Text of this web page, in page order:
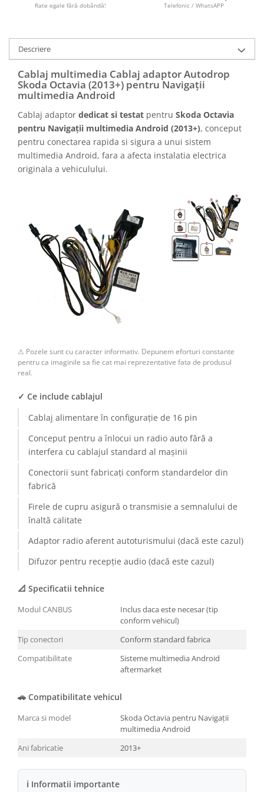
Camere marșarier auto
Camere Skoda
Camere Volkswagen
Camere Mercedes Benz
Camere Audi
Camere BMW
Camere Opel
Camere Iveco
Camere Renault
Camere Peugeot
Camere înregistrare trafic
Accesorii multimedia
Conectică Auto
Conectică Auto
Conectică Audi
Conectică BMW
Conectică Volkswagen
Conectică Renault
Rate egale fără dobândă! Telefonic / WhatsAPP
Descriere
Cablaj multimedia Cablaj adaptor Autodrop
Skoda Octavia (2013+) pentru Navigații
multimedia Android
Cablaj adaptor dedicat si testat pentru Skoda Octavia
pentru Navigații multimedia Android (2013+), conceput
pentru conectarea rapida si sigura a unui sistem
multimedia Android, fara a afecta instalatia electrica
originala a vehiculului.
⚠ Pozele sunt cu caracter informativ. Depunem eforturi constante
pentru ca imaginile sa fie cat mai reprezentative fata de produsul
real.
✓ Ce include cablajul
Cablaj alimentare în configurație de 16 pin
Conceput pentru a înlocui un radio auto fără a
interfera cu cablajul standard al mașinii
Conectorii sunt fabricați conform standardelor din
fabrică
Firele de cupru asigură o transmisie a semnalului de
înaltă calitate
Adaptor radio aferent autoturismului (dacă este cazul)
Difuzor pentru recepție audio (dacă este cazul)
📐 Specificatii tehnice
Modul CANBUS
Inclus daca este necesar (tip
conform vehicul)
Tip conectori
Conform standard fabrica
Compatibilitate
Sisteme multimedia Android
aftermarket
🚗 Compatibilitate vehicul
Marca si model
Skoda Octavia pentru Navigații
multimedia Android
Ani fabricatie
2013+
ℹ Informatii importante